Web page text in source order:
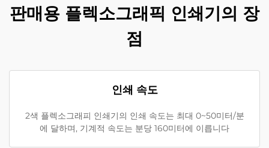
판매용 플렉소그래픽 인쇄기의 장
점
인쇄 속도
2색 플렉소그래피 인쇄기의 인쇄 속도는 최대 0~50미터/분
에 달하며, 기계적 속도는 분당 160미터에 이릅니다